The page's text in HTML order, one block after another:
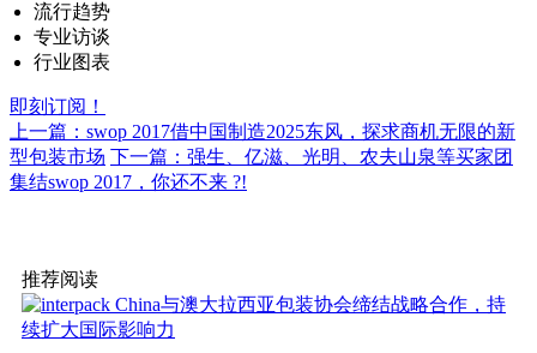
流行趋势
专业访谈
行业图表
即刻订阅！
上一篇：swop 2017借中国制造2025东风，探求商机无限的新
型包装市场 下一篇：强生、亿滋、光明、农夫山泉等买家团
集结swop 2017，你还不来 ?!
推荐阅读